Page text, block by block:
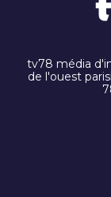
tv78 média
de l'ouest